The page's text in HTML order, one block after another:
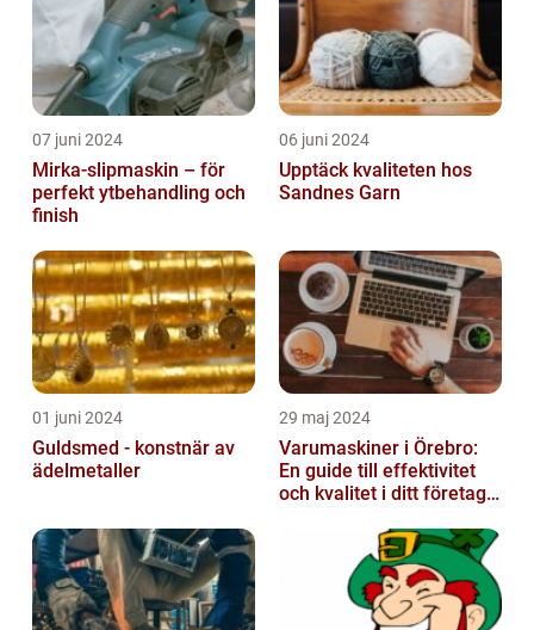
07 juni 2024
Mirka-slipmaskin – för
perfekt ytbehandling och
finish
06 juni 2024
Upptäck kvaliteten hos
Sandnes Garn
01 juni 2024
Guldsmed - konstnär av
ädelmetaller
29 maj 2024
Varumaskiner i Örebro:
En guide till effektivitet
och kvalitet i ditt företags